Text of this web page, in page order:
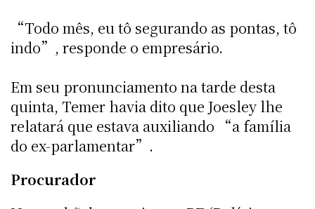
“Todo mês, eu tô segurando as pontas, tô
indo”, responde o empresário.
Em seu pronunciamento na tarde desta
quinta, Temer havia dito que Joesley lhe
relatará que estava auxiliando “a família
do ex-parlamentar”.
Procurador